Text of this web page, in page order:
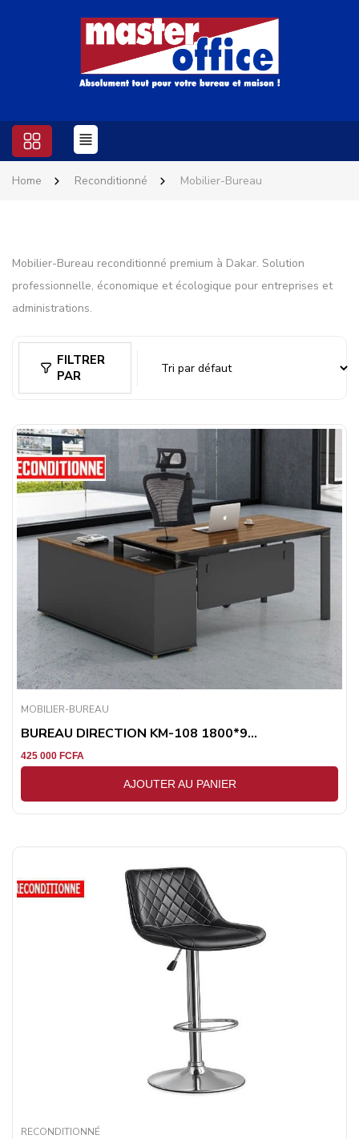
Home Reconditionné Mobilier-Bureau
Mobilier-Bureau reconditionné premium à Dakar. Solution
professionnelle, économique et écologique pour entreprises et
administrations.
FILTRER
PAR
MOBILIER-BUREAU
BUREAU DIRECTION KM-108 1800*9...
425 000 FCFA
AJOUTER AU PANIER
RECONDITIONNÉ